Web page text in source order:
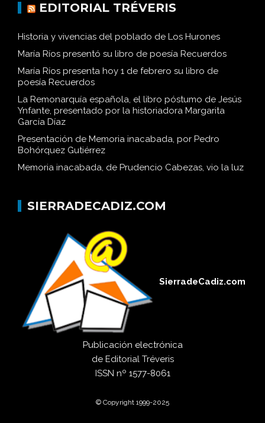
EDITORIAL TRÉVERIS
Historia y vivencias del poblado de Los Hurones
María Ríos presentó su libro de poesía Recuerdos
María Ríos presenta hoy 1 de febrero su libro de
poesía Recuerdos
La Remonarquía española, el libro póstumo de Jesús
Ynfante, presentado por la historiadora Margarita
García Díaz
Presentación de Memoria inacabada, por Pedro
Bohórquez Gutiérrez
Memoria inacabada, de Prudencio Cabezas, vio la luz
SIERRADECADIZ.COM
SierradeCadiz.com
Publicación electrónica
de Editorial Tréveris
ISSN nº 1577-8061
© Copyright 1999-2025